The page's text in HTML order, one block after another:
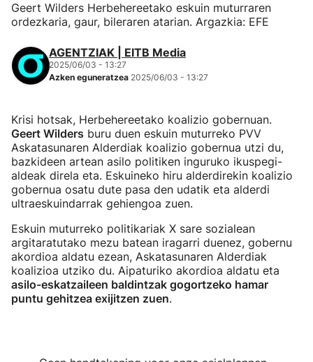
Geert Wilders Herbehereetako eskuin muturraren
ordezkaria, gaur, bileraren atarian. Argazkia: EFE
AGENTZIAK | EITB Media
2025/06/03 - 13:27
Azken eguneratzea 2025/06/03 - 13:27
Krisi hotsak, Herbehereetako koalizio gobernuan.
Geert Wilders buru duen eskuin muturreko PVV
Askatasunaren Alderdiak koalizio gobernua utzi du,
bazkideen artean asilo politiken inguruko ikuspegi-
aldeak direla eta. Eskuineko hiru alderdirekin koalizio
gobernua osatu dute pasa den udatik eta alderdi
ultraeskuindarrak gehiengoa zuen.
Eskuin muturreko politikariak X sare sozialean
argitaratutako mezu batean iragarri duenez, gobernu
akordioa aldatu ezean, Askatasunaren Alderdiak
koalizioa utziko du. Aipaturiko akordioa aldatu eta
asilo-eskatzaileen baldintzak gogortzeko hamar
puntu gehitzea exijitzen zuen.